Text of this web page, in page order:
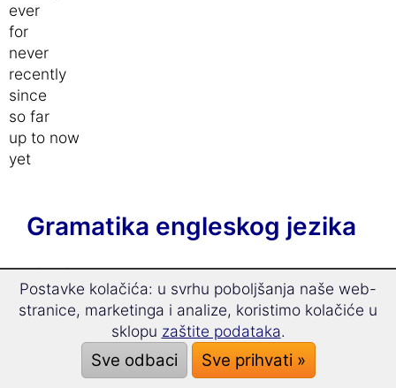
ever
for
never
recently
since
so far
up to now
yet
Gramatika engleskog jezika
O jeziku
Gramatika engleskog
GramatiÄki Älanovi
Postavke kolačića: u svrhu poboljšanja naše web-
stranice, marketinga i analize, koristimo kolačiće u
sklopu zaštite podataka.
Sve odbaci Sve prihvati »